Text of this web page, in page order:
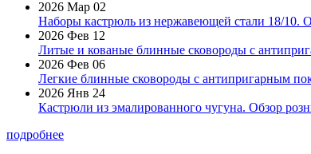
2026 Мар 02
Наборы кастрюль из нержавеющей стали 18/10.
2026 Фев 12
Литые и кованые блинные сковороды с
2026 Фев 06
Легкие блинные сковороды с антипригарным
2026 Янв 24
Кастрюли из эмалированного чугуна. Обзор
подробнее